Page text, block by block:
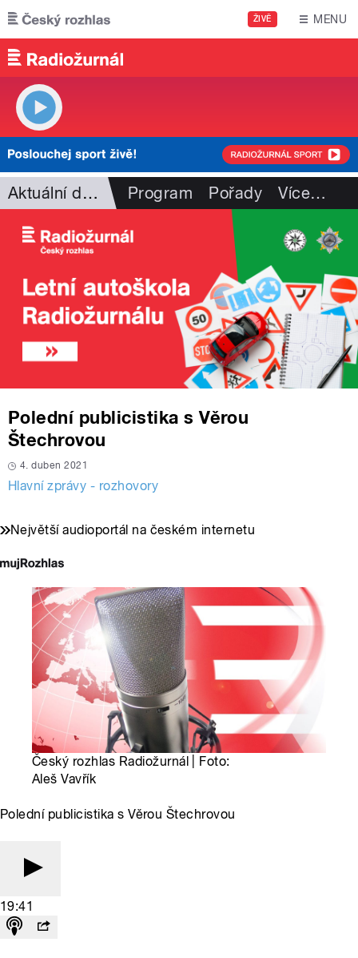
Přejít k hlavnímu obsahu
ŽIVĚ MENU
Aktuální dění Program Pořady Více…
Polední publicistika s Věrou
Štechrovou
4. duben 2021
Hlavní zprávy - rozhovory
Největší audioportál na českém internetu
Český rozhlas Radiožurnál | Foto:
Aleš Vavřík
Polední publicistika s Věrou Štechrovou
19:41